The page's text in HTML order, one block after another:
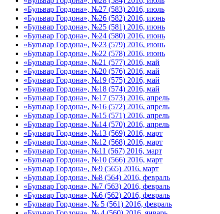
«Бульвар Гордона», №27 (583) 2016, июль
«Бульвар Гордона», №26 (582) 2016, июнь
«Бульвар Гордона», №25 (581) 2016, июнь
«Бульвар Гордона», №24 (580) 2016, июнь
«Бульвар Гордона», №23 (579) 2016, июнь
«Бульвар Гордона», №22 (578) 2016, июнь
«Бульвар Гордона», №21 (577) 2016, май
«Бульвар Гордона», №20 (576) 2016, май
«Бульвар Гордона», №19 (575) 2016, май
«Бульвар Гордона», №18 (574) 2016, май
«Бульвар Гордона», №17 (573) 2016, апрель
«Бульвар Гордона», №16 (572) 2016, апрель
«Бульвар Гордона», №15 (571) 2016, апрель
«Бульвар Гордона», №14 (570) 2016, апрель
«Бульвар Гордона», №13 (569) 2016, март
«Бульвар Гордона», №12 (568) 2016, март
«Бульвар Гордона», №11 (567) 2016, март
«Бульвар Гордона», №10 (566) 2016, март
«Бульвар Гордона», №9 (565) 2016, март
«Бульвар Гордона», №8 (564) 2016, февраль
«Бульвар Гордона», №7 (563) 2016, февраль
«Бульвар Гордона», №6 (562) 2016, февраль
«Бульвар Гордона», № 5 (561) 2016, февраль